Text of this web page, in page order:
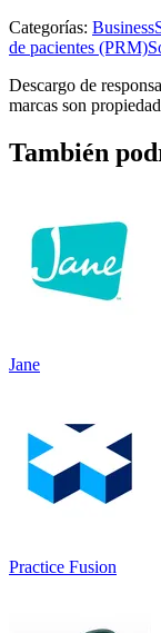
Categorías: Business
de pacientes (PRM)
Descargo de
marcas son
También
Jane
Practice Fusion